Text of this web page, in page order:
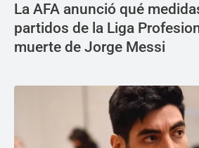
La AFA anunció qué
partidos de la Liga
muerte de Jorge Messi